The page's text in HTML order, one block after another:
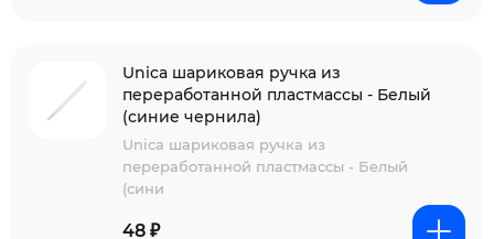
Unica шариковая ручка из
переработанной пластмассы - Белый
(синие чернила)
Unica шариковая ручка из
переработанной пластмассы - Белый
(сини
48 ₽